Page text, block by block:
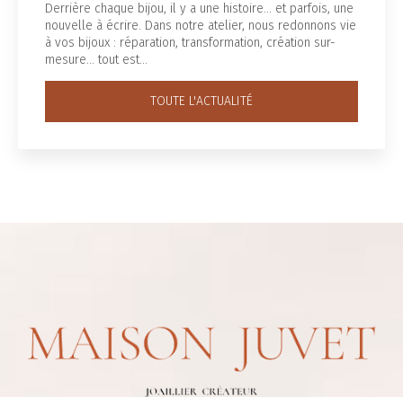
chaque bijou, il y a une histoire... et parfois, une
à écrire. Dans notre atelier, nous redonnons vie
vos bijoux : réparation, transformation, création sur-
tout est…
TOUTE L'ACTUALITÉ